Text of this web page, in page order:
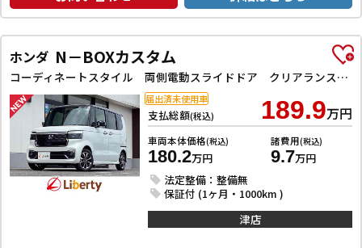
ホンダ N－BOXカスタム
コーディネートスタイル 両側電動スライドドア クリアランスソナー オートクルーズコントロール レーンアシスト オートライト スマートキー アイドリングストップ 電動格納ミラー ベンチシート CVT ESC
支払総額(税込) 189.9万円
車両本体価格(税込)
180.2万円
諸費用(税込)
9.7万円
法定整備：整備無
保証付 (1ヶ月・1000km )
届出済未使用車
津店